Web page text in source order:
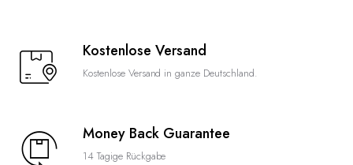
Kostenlose Versand
Kostenlose Versand in ganze Deutschland.
Money Back Guarantee
14 Tagige Rückgabe